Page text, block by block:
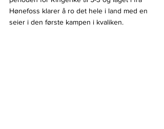
Hønefoss klarer å ro det hele i land med en
seier i den første kampen i kvaliken.